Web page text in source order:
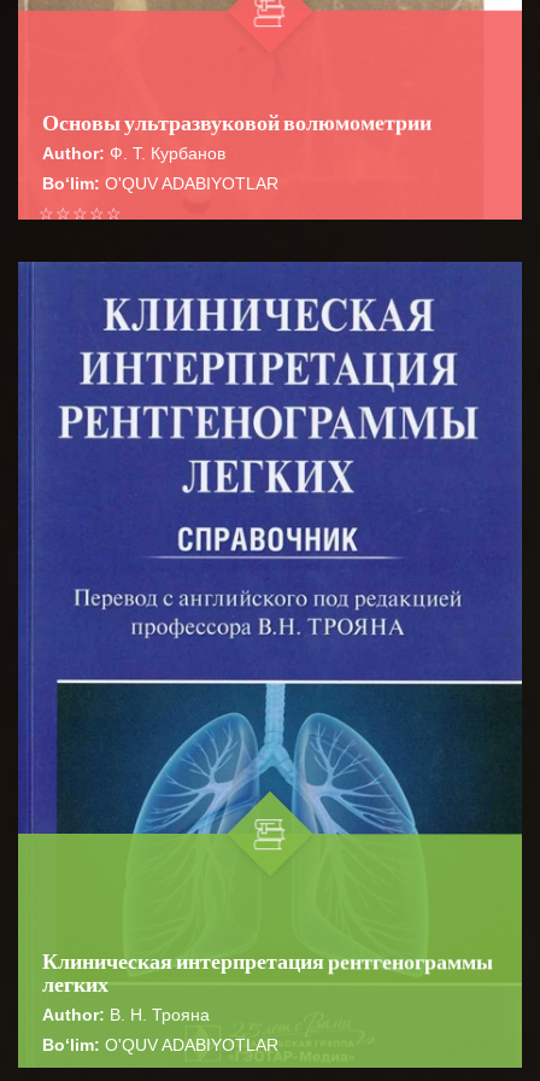
Основы ультразвуковой волюмометрии
Author: Ф. Т. Курбанов
Bo‘lim: O'QUV ADABIYOTLAR
☆
☆
☆
☆
☆
В руководстве систематизированы
волюмометрические расчеты в практической
ультразвуковой диагностике, необходимые для пов...
BATAFSIL...
Клиническая интерпретация рентгенограммы
легких
Author: В. Н. Трояна
Bo‘lim: O'QUV ADABIYOTLAR